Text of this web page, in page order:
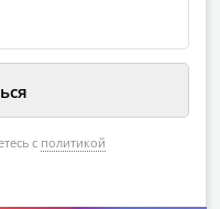
с политикой